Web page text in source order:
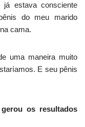
estava consciente
do meu marido
cama.
uma maneira muito
E seu pênis
os resultados